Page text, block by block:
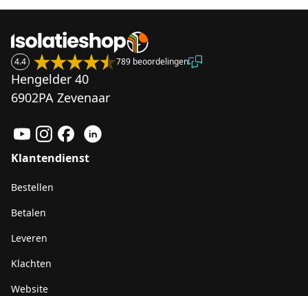
4.4 789 beoordelingen
Hengelder 40
6902PA Zevenaar
Klantendienst
Bestellen
Betalen
Leveren
Klachten
Website